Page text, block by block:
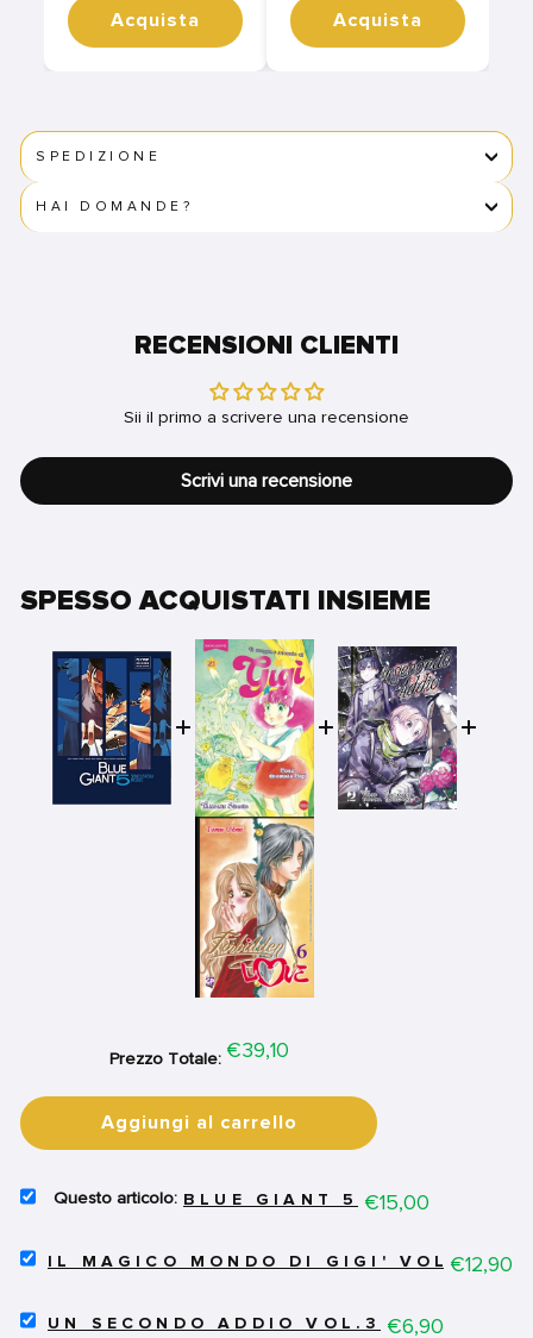
Acquista Acquista
SPEDIZIONE
HAI DOMANDE?
RECENSIONI CLIENTI
Sii il primo a scrivere una recensione
Scrivi una recensione
SPESSO ACQUISTATI INSIEME
Prezzo Totale: Price
€39,10
Aggiungi al carrello
SELECT
5
BLUE GIANT 5 Price
€15,00
SELECT
MONDO
IL MAGICO MONDO DI GIGI' VOL.2 -
Price
€12,90
SELECT
UN SECONDO ADDIO VOL.3 Price
€6,90